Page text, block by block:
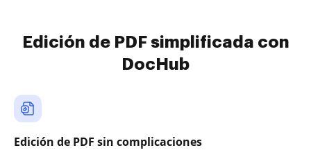
Edición de PDF simplificada con
DocHub
Edición de PDF sin complicaciones